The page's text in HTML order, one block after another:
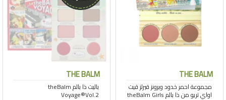
THE BALM
THE BALM